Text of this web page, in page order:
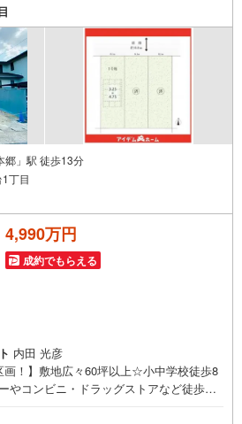
郷」駅 徒歩13分
丁目
4,990万円
成約でもらえる
内田 光彦
画！】敷地広々60坪以上☆小中学校徒歩8
やコンビニ・ドラッグストアなど徒歩圏